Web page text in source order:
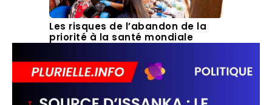
Les risques de l’abandon de la
priorité à la santé mondiale